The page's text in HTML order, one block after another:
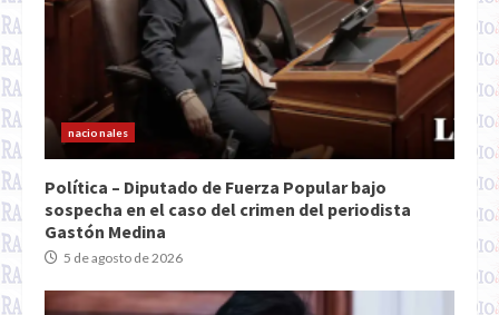
nacionales
Política – Diputado de Fuerza Popular bajo
sospecha en el caso del crimen del periodista
Gastón Medina
5 de agosto de 2026